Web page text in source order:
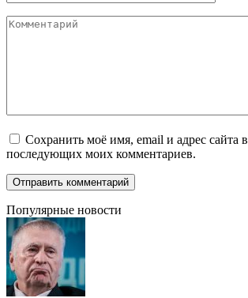
Комментарий
Сохранить моё имя, email и адрес сайта
последующих моих комментариев.
Популярные новости